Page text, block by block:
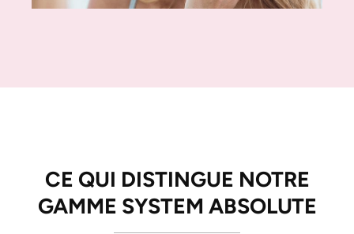
CE QUI DISTINGUE NOTRE
GAMME SYSTEM ABSOLUTE